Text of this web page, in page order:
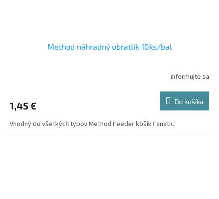
Method náhradný obratlík 10ks/bal
informujte sa
1,45 € Do košíka
Vhodný do všetkých typov Method Feeder košík Fanatic.